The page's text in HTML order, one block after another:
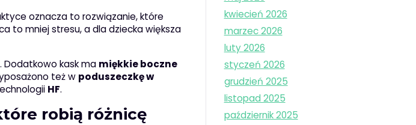
oznacza to rozwiązanie, które
to mniej stresu, a dla dziecka większa
kask ma miękkie boczne
też w poduszeczkę w
HF.
robią różnicę
kwiecień 2026
marzec 2026
luty 2026
styczeń 2026
grudzień 2025
listopad 2025
październik 2025